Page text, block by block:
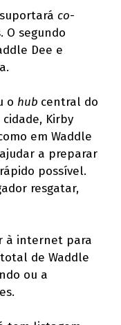
co-
O segundo
Dee e
o hub central do
Kirby
em Waddle
a preparar
possível.
resgatar,
à internet para
de Waddle
ou a